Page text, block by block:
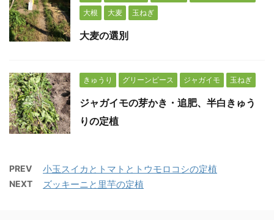
大根
大麦 玉ねぎ
大麦の選別
きゅうり グリーンピース ジャガイモ 玉ねぎ
ジャガイモの芽かき・追肥、半白きゅう
りの定植
PREV 小玉スイカとトマトとトウモロコシの定植
NEXT ズッキーニと里芋の定植